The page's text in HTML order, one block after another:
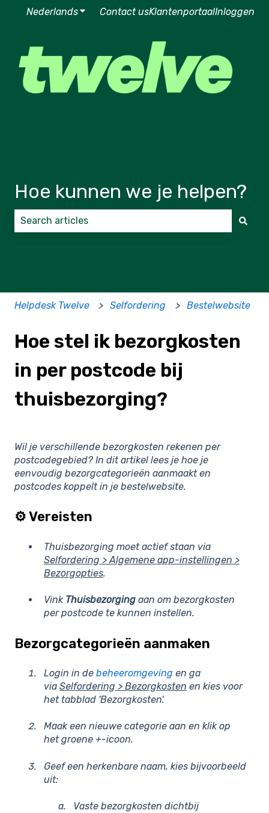
NederlandsSubmenu tonen voor vertalingen
Contact usKlantenportaalInloggen
Hoe kunnen we je helpen?
Helpdesk Twelve Selfordering Bestelwebsite
Hoe stel ik bezorgkosten
in per postcode bij
thuisbezorging?
Wil je verschillende bezorgkosten rekenen per
postcodegebied? In dit artikel lees je hoe je
eenvoudig bezorgcategorieën aanmaakt en
postcodes koppelt in je bestelwebsite.
⚙️ Vereisten
Thuisbezorging moet actief staan via
Selfordering > Algemene app-instellingen >
Bezorgopties.
Vink Thuisbezorging aan om bezorgkosten
per postcode te kunnen instellen.
Bezorgcategorieën aanmaken
Login in de beheeromgeving en ga
via Selfordering > Bezorgkosten en kies voor
het tabblad 'Bezorgkosten'.
Maak een nieuwe categorie aan en klik op
het groene +-icoon.
Geef een herkenbare naam, kies bijvoorbeeld
uit:
Vaste bezorgkosten dichtbij